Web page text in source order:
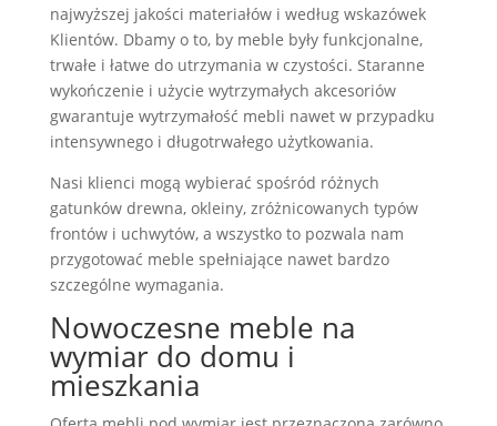
najwyższej jakości materiałów i według wskazówek
Klientów. Dbamy o to, by meble były funkcjonalne,
trwałe i łatwe do utrzymania w czystości. Staranne
wykończenie i użycie wytrzymałych akcesoriów
gwarantuje wytrzymałość mebli nawet w przypadku
intensywnego i długotrwałego użytkowania.
Nasi klienci mogą wybierać spośród różnych
gatunków drewna, okleiny, zróżnicowanych typów
frontów i uchwytów, a wszystko to pozwala nam
przygotować meble spełniające nawet bardzo
szczególne wymagania.
Nowoczesne meble na
wymiar do domu i
mieszkania